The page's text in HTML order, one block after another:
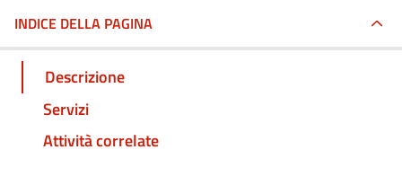
INDICE DELLA PAGINA
Descrizione
Servizi
Attività correlate